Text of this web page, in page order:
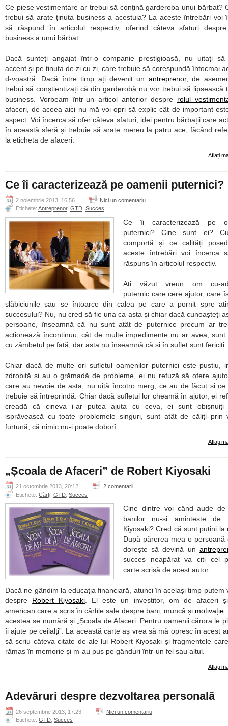
Ce piese vestimentare ar trebui să conțină garderoba unui bărbat?
trebui să arate ținuta business a acestuia? La aceste întrebări voi
să răspund în articolul respectiv, oferind câteva sfaturi
business a unui bărbat.
Dacă sunteți angajat într-o companie prestigioasă, nu uitați să
accent și pe ținuta de zi cu zi, care trebuie să corespundă întocmai
d-voastră. Dacă între timp ați devenit un antreprenor, de
trebui să conștientizați că din garderobă nu vor trebui să lipsească
business. Vorbeam într-un articol anterior despre rolul
afaceri, de aceea aici nu mă voi opri să explic cât de important
aspect. Voi încerca să ofer câteva sfaturi, idei pentru bărbații care
în această sferă și trebuie să arate mereu la patru ace, făcând
la eticheta de afaceri.
Aflați
Ce îi caracterizează pe oamenii puternici?
2 noiembrie 2013, 16:56
Nici un comentariu
Etichete: Antreprenor, GTD Succes
Ce îi caracterizează pe
puternici? Cine sunt ei?
comportă și ce calități
aceste întrebări voi încerca
răspuns în articolul respectiv.
Ați văzut vreun om cu-
puternic care cere ajutor, care
slăbiciunile sau se întoarce din calea pe care a pornit spre
succesului? Nu, nu cred să fie una ca asta și chiar dacă cunoașteți
persoane, înseamnă că nu sunt atât de puternice precum ar
acționează încontinuu, cât de multe impedimente nu ar avea, sunt
cu zâmbetul pe față, dar asta nu înseamnă că și în suflet sunt fericiți.
Chiar dacă de multe ori sufletul oamenilor puternici este pustiu,
zdrobită și au o grămadă de probleme, ei nu refuză să ofere
care au nevoie de asta, nu uită încotro merg, ce au de făcut și ce
trebuie să întreprindă. Chiar dacă sufletul lor cheamă în ajutor, ei
creadă că cineva i-ar putea ajuta cu ceva, ei sunt
isprăvească cu toate problemele singuri, sunt atât de căliți prin
furtună, că nimic nu-i poate doborî.
Aflați
„Școala de Afaceri” de Robert Kiyosaki
21 octombrie 2013, 20:12
2 comentarii
Etichete: Cărți GTD Succes
Cine dintre voi când aude de
banilor nu-și amintește de
Kiyosaki? Cred că sunt puțini la
După părerea mea o persoană
dorește să devină un
succes neapărat va citi cel
carte scrisă de acest autor.
Dacă ne gândim la educația financiară, atunci în același timp putem
despre Robert Kiyosaki . El este un investitor, om de afaceri
american care a scris în cărțile sale despre bani, muncă și motivație.
acestea se numără și „Școala de Afaceri. Pentru oamenii cărora le
îi ajute pe ceilalți”. La această carte aș vrea să mă opresc în acest
să scriu câteva citate de-ale lui Robert Kiyosaki și fragmentele
rămas în memorie și m-au pus pe gânduri într-un fel sau altul.
Aflați
Adevăruri despre dezvoltarea personală
26 septembrie 2013, 17:23
Nici un comentariu
Etichete: GTD Succes